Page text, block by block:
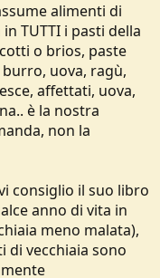
alimenti di
TUTTI i pasti della
o brios, paste
uova, ragù,
affettati, uova,
è la nostra
non la
consiglio il suo libro
anno di vita in
meno malata),
di vecchiaia sono